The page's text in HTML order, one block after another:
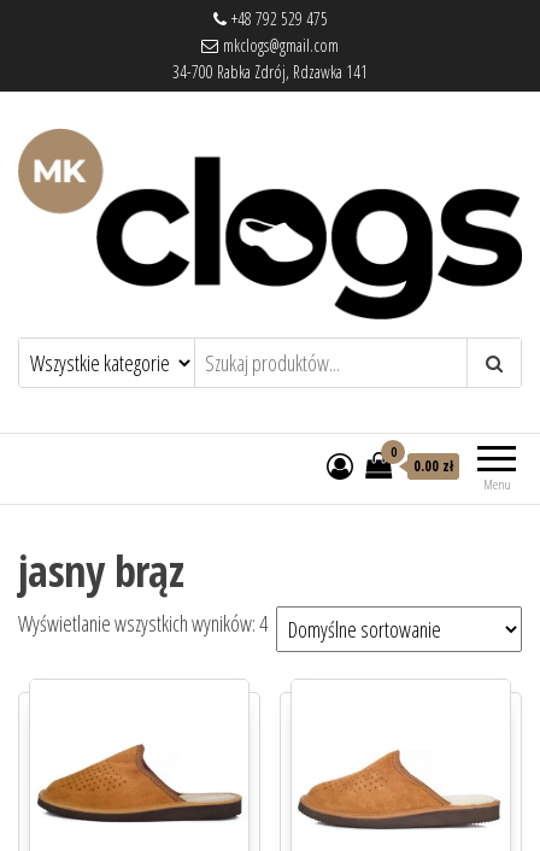
+48 792 529 475
mkclogs@gmail.com
34-700 Rabka Zdrój, Rdzawka 141
mkclogs – sklep obuwniczysklep obuwniczy – drewniaki, buty
medyczne, pantofle, klapki
Menu
0
0.00 zł
jasny brąz
Wyświetlanie wszystkich wyników: 4